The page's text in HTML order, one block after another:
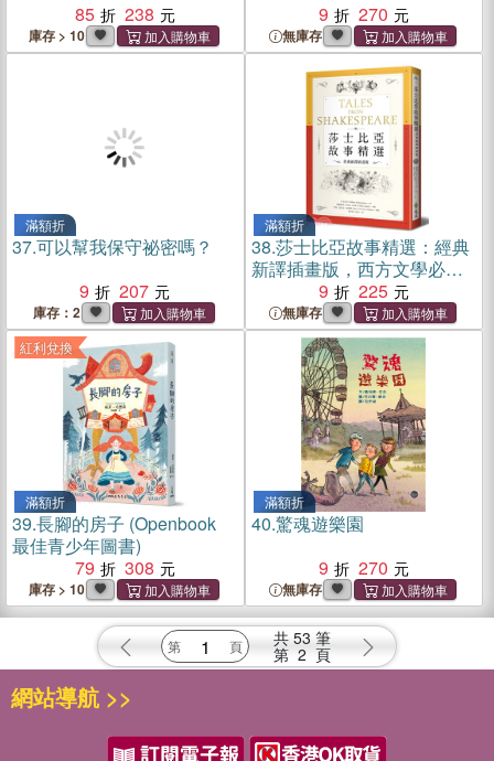
85
238
庫存 > 10
9
270
無庫存
滿額折
37.可以幫我保守祕密嗎？
9
207
庫存：2
滿額折
38.莎士比亞故事精選：經典
新譯插畫版，西方文學必讀
名劇，輕鬆掌握莎劇精華
9 225
無庫存
紅利兌換
滿額折
39.長腳的房子 (Openbook
最佳青少年圖書)
79
308
庫存 > 10
滿額折
40.驚魂遊樂園
9
270
無庫存
共 53 筆
第 2 頁
網站導航 >>